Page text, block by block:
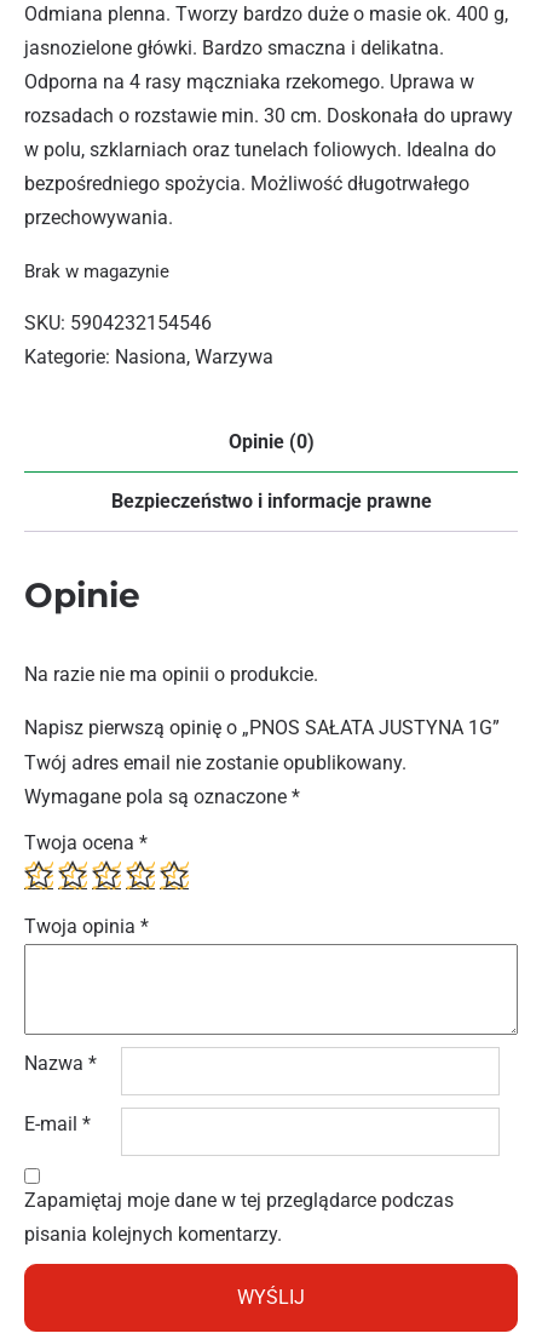
Odmiana plenna. Tworzy bardzo duże o masie ok. 400 g,
jasnozielone główki. Bardzo smaczna i delikatna.
Odporna na 4 rasy mączniaka rzekomego. Uprawa w
rozsadach o rozstawie min. 30 cm. Doskonała do uprawy
w polu, szklarniach oraz tunelach foliowych. Idealna do
bezpośredniego spożycia. Możliwość długotrwałego
przechowywania.
Brak w magazynie
SKU: 5904232154546
Kategorie: Nasiona, Warzywa
Opinie (0)
Bezpieczeństwo i informacje prawne
Opinie
Na razie nie ma opinii o produkcie.
Napisz pierwszą opinię o „PNOS SAŁATA JUSTYNA 1G”
Twój adres email nie zostanie opublikowany.
Wymagane pola są oznaczone *
Twoja ocena *
Twoja opinia *
Nazwa *
E-mail *
Zapamiętaj moje dane w tej przeglądarce podczas
pisania kolejnych komentarzy.